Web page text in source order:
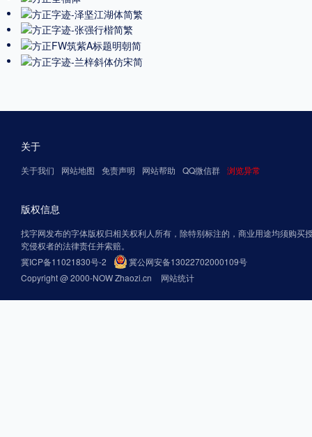
关于
关于我们 网站地图 免责声明 网站帮助 QQ微信群 浏览异常
版权信息
找字网发布的字体版权归相关权利人所有，除特别标注的，商业用途均须购买
究侵权者的法律责任并索赔。
冀ICP备11021830号-2
冀公网安备13022702000109号
Copyright @ 2000-NOW Zhaozi.cn
网站统计